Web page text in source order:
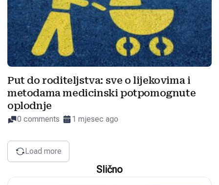
Put do roditeljstva: sve o lijekovima i
metodama medicinski potpomognute
oplodnje
0 comments 1 mjesec ago
Load more
Slično